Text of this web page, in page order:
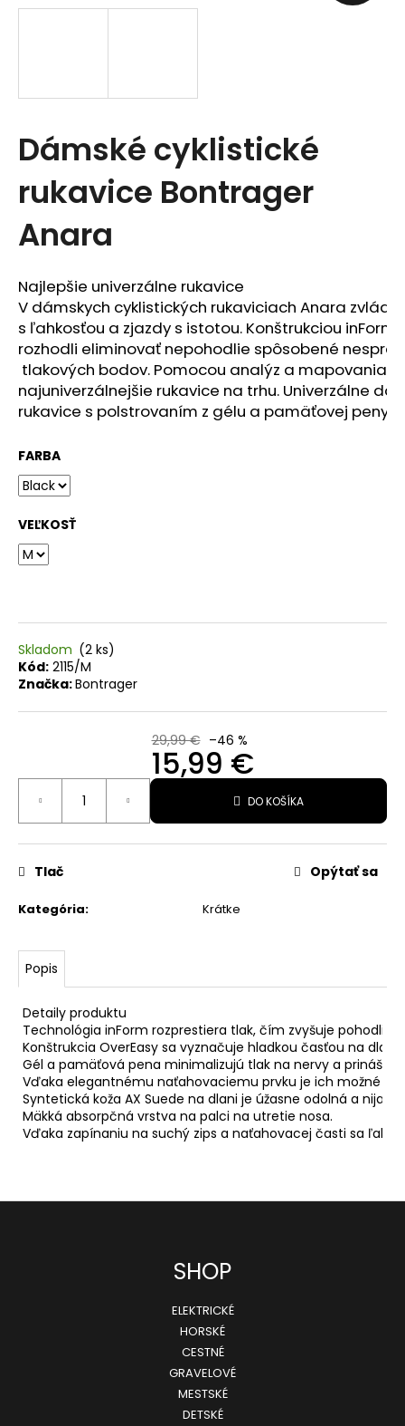
Dámské cyklistické
rukavice Bontrager
Anara
Najlepšie univerzálne rukavice
V dámskych cyklistických rukaviciach Anara
s ľahkosťou a zjazdy s istotou. Konštrukciou
rozhodli eliminovať nepohodlie spôsobené
tlakových bodov. Pomocou analýz a mapovania
najuniverzálnejšie rukavice na trhu. Univerzálne
rukavice s polstrovaním z gélu a pamäťovej peny
FARBA
VEĽKOSŤ
Skladom (2 ks)
Kód: 2115/M
Značka:Bontrager
29,99 € –46 %
15,99 €
Jednotková
DO KOŠÍKA
Kategória: Krátke
Tlač Opýtať sa
Popis
Detaily produktu
Technológia inForm rozprestiera tlak, čím zvyšuje pohodlie
Konštrukcia OverEasy sa vyznačuje hladkou časťou na
Gél a pamäťová pena minimalizujú tlak na nervy a
Vďaka elegantnému naťahovaciemu prvku je ich možné po
Syntetická koža AX Suede na dlani je úžasne odolná a
Mäkká absorpčná vrstva na palci na utretie nosa.
Vďaka zapínaniu na suchý zips a naťahovacej časti sa
j
ť
?
HĽADAŤ
d
p
r
ú
m
e
NÁVLEKY
Pôvodne:
€
SHOP
ELEKTRICKÉ
HORSKÉ
CESTNÉ
GRAVELOVÉ
MESTSKÉ
DETSKÉ